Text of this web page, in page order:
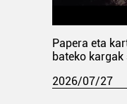
Papera eta
bateko
2026/07/27